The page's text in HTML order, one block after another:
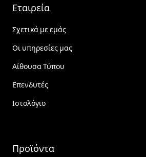
Εταιρεία
Σχετικά με εμάς
Οι υπηρεσίες μας
Αίθουσα Τύπου
Επενδυτές
Ιστολόγιο
Προϊόντα